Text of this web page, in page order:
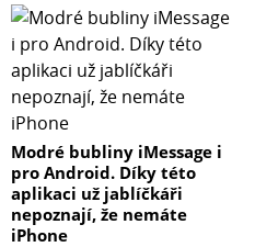
Modré bubliny iMessage i
pro Android. Díky této
aplikaci už jablíčkáři
nepoznají, že nemáte
iPhone